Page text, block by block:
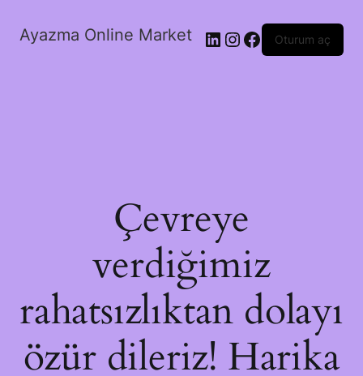
Ayazma Online Market LinkedIn
Instagram
Facebook
Oturum aç
Çevreye
verdiğimiz
rahatsızlıktan dolayı
özür dileriz! Harika